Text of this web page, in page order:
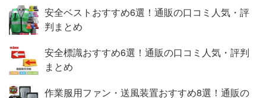
昼光色(6500K) ルーメン 800LM 定格電圧 AC 80-260V 定
格周波数 50/60 Hz 防水規格 IP66 本体 アルミ合金 照射角
130° コードの長さ 約3.0m(プラグ付） 重量 0.4KG サイズ
(約) 113X85X70(mm) 寿命 100000時間 商品内容 10W 投光
器 X 1 ※コンセントを差し込んでから約2-3秒ほどで点灯い
たします。 商品詳細 LED採用の省エネ投光器ライトで
す。10Wと省電力で、従来の100W相当の明るさです！ IP
安全ベストおすすめ6選！通販の口コミ人気・評
判まとめ
安全標識おすすめ6選！通販の口コミ人気・評判
まとめ
作業服用ファン・送風装置おすすめ8選！通販の